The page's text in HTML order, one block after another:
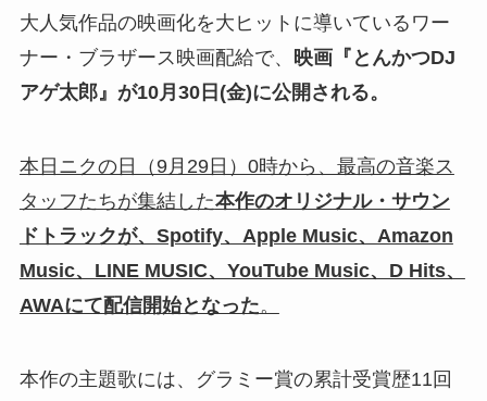
大人気作品の映画化を大ヒットに導いているワー
ナー・ブラザース映画配給で、 映画『とんかつDJ
アゲ太郎』が10月30日(金)に公開される。
本日ニクの日（9月29日）0時から、最高の音楽ス
タッフたちが集結した本作のオリジナル・サウン
ドトラックが、Spotify、Apple Music、Amazon
Music、LINE MUSIC、YouTube Music、D Hits、
AWAにて配信開始となった。
本作の主題歌には、グラミー賞の累計受賞歴11回